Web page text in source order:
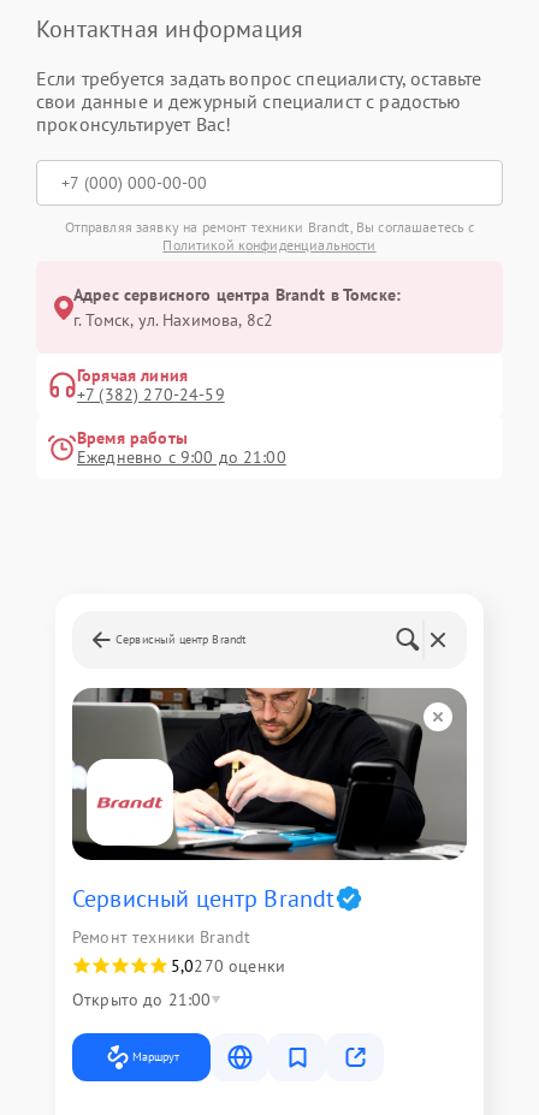
Контактная информация
Если требуется задать вопрос специалисту, оставьте
свои данные и дежурный специалист с радостью
проконсультирует Вас!
Отправляя заявку на ремонт техники Brandt, Вы соглашаетесь с
Политикой конфиденциальности
Адрес сервисного центра Brandt в Томске:
г. Томск, ул. Нахимова, 8с2
Горячая линия
+7 (382) 270-24-59
Время работы
Ежедневно с 9:00 до 21:00
Сервисный центр Brandt
Сервисный центр Brandt
Ремонт техники Brandt
5,0270 оценки
Открыто до 21:00
Маршрут